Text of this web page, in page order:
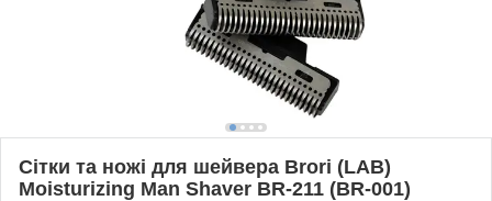
Сітки та ножі для шейвера Brori (LAB)
Moisturizing Man Shaver BR-211 (BR-001)